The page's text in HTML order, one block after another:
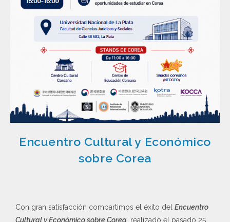
Encuentro Cultural y Económico
sobre Corea
Con gran satisfacción compartimos el éxito del Encuentro
Cultural y Económico sobre Corea, realizado el pasado 25